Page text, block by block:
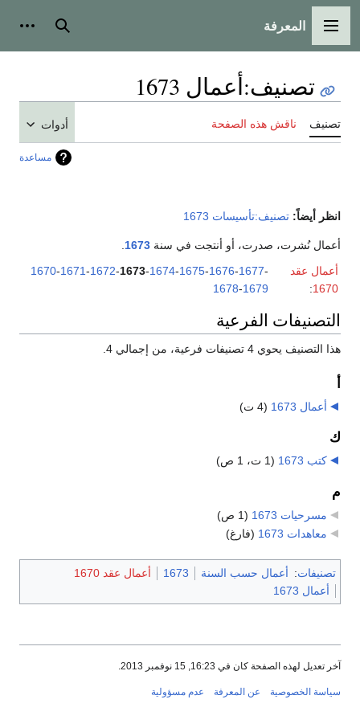
القائمة الرئيسية
المعرفة بحث
تصنيف:أعمال 1673
تصنيف ناقش هذه الصفحة أدوات
مساعدة
انظر أيضاً: تصنيف:تأسيسات 1673
أعمال نُشرت، صدرت، أو أنتجت في سنة 1673
أعمال عقد
1670
:
1670-1671-1672-1673-1674-1675-1676-1677-
1678-1679
التصنيفات الفرعية
هذا التصنيف يحوي 4 تصنيفات فرعية، من إجمالي 4.
أعمال 1673 (4 ت)
ك
كتب 1673 (1 ت، 1 ص)
م
مسرحيات 1673
(1 ص)
معاهدات 1673
(فارغ)
تصنيفات: أعمال حسب السنة 1673
أعمال عقد 1670
أعمال 1673
آخر تعديل لهذه الصفحة كان في 16:23, 15 نوفمبر 2013.
سياسة الخصوصية عن المعرفة عدم مسؤولية